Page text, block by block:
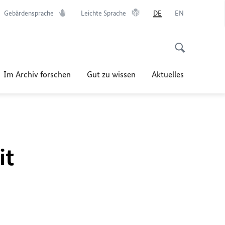
Gebärdensprache Leichte Sprache DE EN
Im Archiv forschen Gut zu wissen Aktuelles